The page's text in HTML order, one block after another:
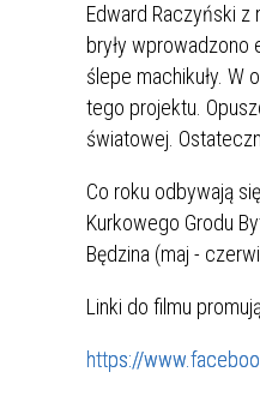
BĘDZIŃSKA
SPORTOWCA
PROJEKT
ŚLĄSKA
Edward Raczyński z
bryły
ślepe machikuły. W
tego projektu.
światowej.
Co roku odbywają
Kurkowego Grodu
Będzina (maj -
Linki do filmu
https://